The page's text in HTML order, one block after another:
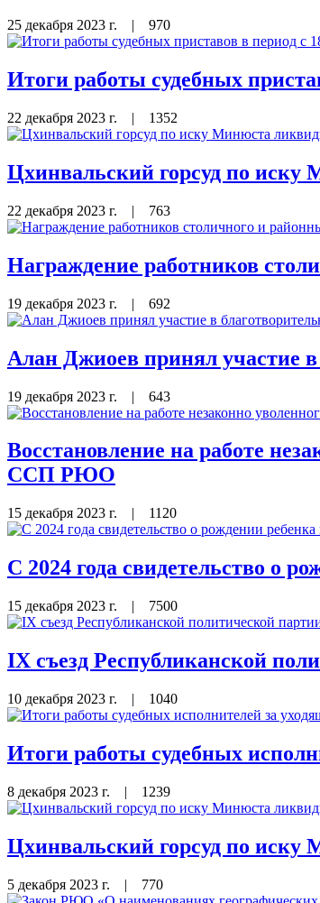
25 декабря 2023 г. | 970
Итоги работы судебных
22 декабря 2023 г. | 1352
Цхинвальский горсуд по иску
22 декабря 2023 г. | 763
Награждение работников
19 декабря 2023 г. | 692
Алан Джиоев принял участие
19 декабря 2023 г. | 643
Восстановление на работе
ССП РЮО
15 декабря 2023 г. | 1120
С 2024 года свидетельство о
15 декабря 2023 г. | 7500
IX съезд Республиканской
10 декабря 2023 г. | 1040
Итоги работы судебных
8 декабря 2023 г. | 1239
Цхинвальский горсуд по иску
5 декабря 2023 г. | 770